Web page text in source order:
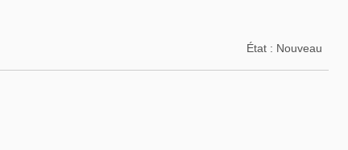
État : Nouveau